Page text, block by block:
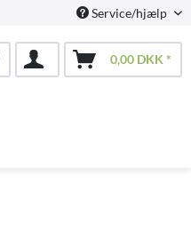
Service/hjælp
0,00 DKK *